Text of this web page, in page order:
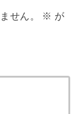
せん。 ※ が